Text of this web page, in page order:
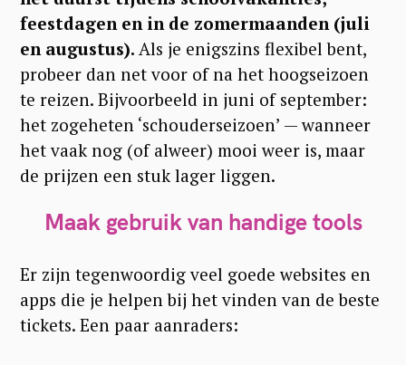
feestdagen en in de zomermaanden (juli
en augustus). Als je enigszins flexibel bent,
probeer dan net voor of na het hoogseizoen
te reizen. Bijvoorbeeld in juni of september:
het zogeheten ‘schouderseizoen’ — wanneer
het vaak nog (of alweer) mooi weer is, maar
de prijzen een stuk lager liggen.
Maak gebruik van handige tools
Er zijn tegenwoordig veel goede websites en
apps die je helpen bij het vinden van de beste
tickets. Een paar aanraders:
S
e